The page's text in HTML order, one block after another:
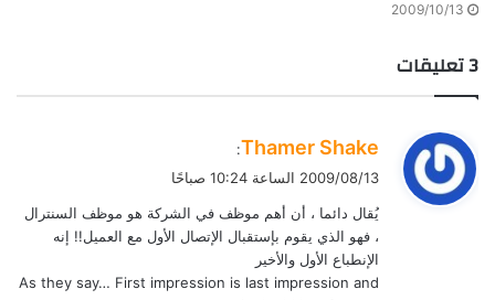
2009/10/13
‫3 تعليقات
ي
ق
ل
Thamer Shake
:
2009/08/13 الساعة 10:24 صباحًا
يُقال دائما ، أن أهم موظف في الشركة هو موظف السنترال
، فهو الذي يقوم بإستقبال الإتصال الأول مع العميل!! إنه
الإنطباع الأول والأخير
As they say… First impression is last impression and